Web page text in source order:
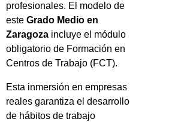
profesionales. El modelo de
este Grado Medio en
Zaragoza incluye el módulo
obligatorio de Formación en
Centros de Trabajo (FCT).
Esta inmersión en empresas
reales garantiza el desarrollo
de hábitos de trabajo